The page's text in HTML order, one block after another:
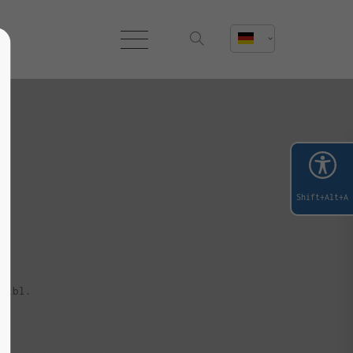
Shift+Alt+A